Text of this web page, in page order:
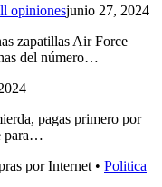
opinionesjunio 27, 2024
zapatillas Air Force
del número…
pagas primero por
para…
por Internet • Politica